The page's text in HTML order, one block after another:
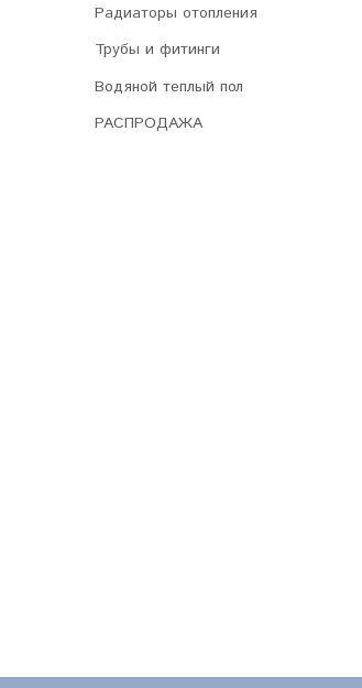
Радиаторы отопления
Трубы и фитинги
Водяной теплый пол
РАСПРОДАЖА